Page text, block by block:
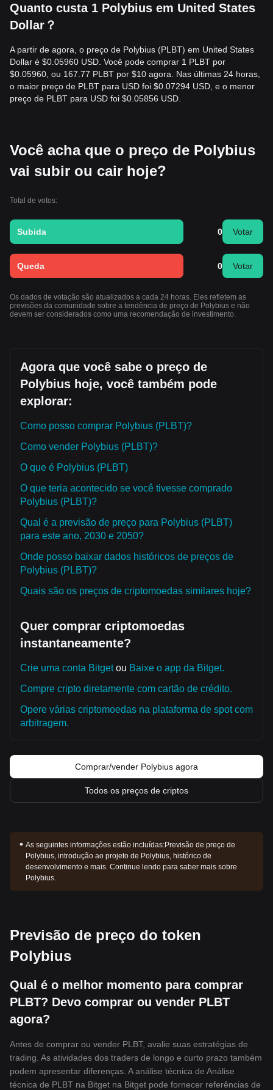
Quanto custa 1 Polybius em United States
Dollar？
A partir de agora, o preço de Polybius (PLBT) em United States
Dollar é $0.05960 USD. Você pode comprar 1 PLBT por
$0.05960, ou 167.77 PLBT por $10 agora. Nas últimas 24 horas,
o maior preço de PLBT para USD foi $0.07294 USD, e o menor
preço de PLBT para USD foi $0.05856 USD.
Você acha que o preço de Polybius
vai subir ou cair hoje?
Total de votos:
Subida 0 Votar
Queda 0 Votar
Os dados de votação são atualizados a cada 24 horas. Eles refletem as
previsões da comunidade sobre a tendência de preço de Polybius e não
devem ser considerados como uma recomendação de investimento.
Agora que você sabe o preço de
Polybius hoje, você também pode
explorar:
Como posso comprar Polybius (PLBT)?
Como vender Polybius (PLBT)?
O que é Polybius (PLBT)
O que teria acontecido se você tivesse comprado
Polybius (PLBT)?
Qual é a previsão de preço para Polybius (PLBT)
para este ano, 2030 e 2050?
Onde posso baixar dados históricos de preços de
Polybius (PLBT)?
Quais são os preços de criptomoedas similares hoje?
Quer comprar criptomoedas
instantaneamente?
Crie uma conta Bitgetou Baixe o app da Bitget.
Compre cripto diretamente com cartão de crédito.
Opere várias criptomoedas na plataforma de spot com
arbitragem.
Comprar/vender Polybius agora
Todos os preços de criptos
As seguintes informações estão incluídas:Previsão de preço de
Polybius, introdução ao projeto de Polybius, histórico de
desenvolvimento e mais. Continue lendo para saber mais sobre
Polybius.
Previsão de preço do token
Polybius
Qual é o melhor momento para comprar
PLBT? Devo comprar ou vender PLBT
agora?
Antes de comprar ou vender PLBT, avalie suas estratégias de
trading. As atividades dos traders de longo e curto prazo também
podem apresentar diferenças. A análise técnica de Análise
técnica de PLBT na Bitget na Bitget pode fornecer referências de